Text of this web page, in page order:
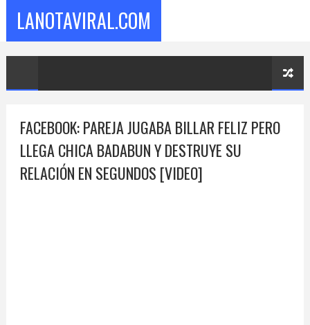
LANOTAVIRAL.COM
FACEBOOK: PAREJA JUGABA BILLAR FELIZ PERO
LLEGA CHICA BADABUN Y DESTRUYE SU
RELACIÓN EN SEGUNDOS [VIDEO]